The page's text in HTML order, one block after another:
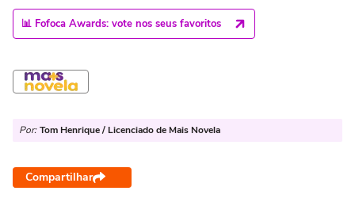
📊 Fofoca Awards: vote nos seus favoritos
Por: Tom Henrique / Licenciado de Mais Novela
Compartilhar